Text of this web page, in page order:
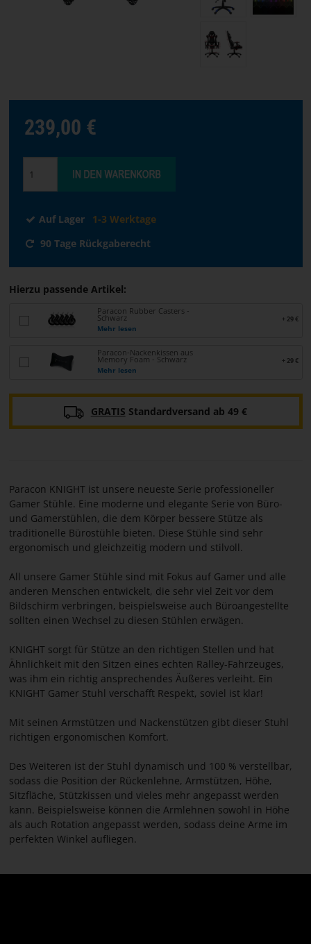
SOFTWARE
HÄNDLER
GESCHÄFTSBEDINGUNGEN
KONTAKT
ÜBER
PARACON
239,00 €
Auf Lager
1-3 Werktage
90 Tage Rückgaberecht
Hierzu passende Artikel:
Paracon Rubber Casters -
Schwarz
Mehr lesen
+ 29 €
Paracon-Nackenkissen aus
Memory Foam - Schwarz
Mehr lesen
+ 29 €
GRATIS Standardversand ab 49 €
Paracon KNIGHT ist unsere neueste Serie professioneller
Gamer Stühle. Eine moderne und elegante Serie von Büro-
und Gamerstühlen, die dem Körper bessere Stütze als
traditionelle Bürostühle bieten. Diese Stühle sind sehr
ergonomisch und gleichzeitig modern und stilvoll.
All unsere Gamer Stühle sind mit Fokus auf Gamer und alle
anderen Menschen entwickelt, die sehr viel Zeit vor dem
Bildschirm verbringen, beispielsweise auch Büroangestellte
sollten einen Wechsel zu diesen Stühlen erwägen.
KNIGHT sorgt für Stütze an den richtigen Stellen und hat
Ähnlichkeit mit den Sitzen eines echten Ralley-Fahrzeuges,
was ihm ein richtig ansprechendes Äußeres verleiht. Ein
KNIGHT Gamer Stuhl verschafft Respekt, soviel ist klar!
Mit seinen Armstützen und Nackenstützen gibt dieser Stuhl
richtigen ergonomischen Komfort.
Des Weiteren ist der Stuhl dynamisch und 100 % verstellbar,
sodass die Position der Rückenlehne, Armstützen, Höhe,
Sitzfläche, Stützkissen und vieles mehr angepasst werden
kann. Beispielsweise können die Armlehnen sowohl in Höhe
als auch Rotation angepasst werden, sodass deine Arme im
perfekten Winkel aufliegen.